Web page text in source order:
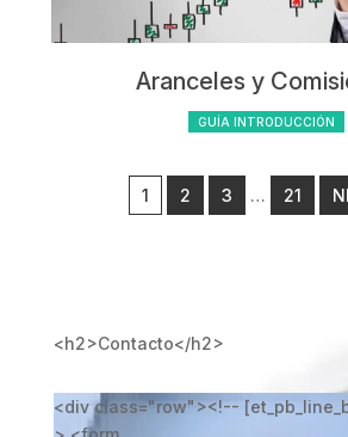
Aranceles y
GUÍA INTRODUCCIÓN
1 2 3 … 21
<h2>Contacto</h2>
<div class="row"><!--